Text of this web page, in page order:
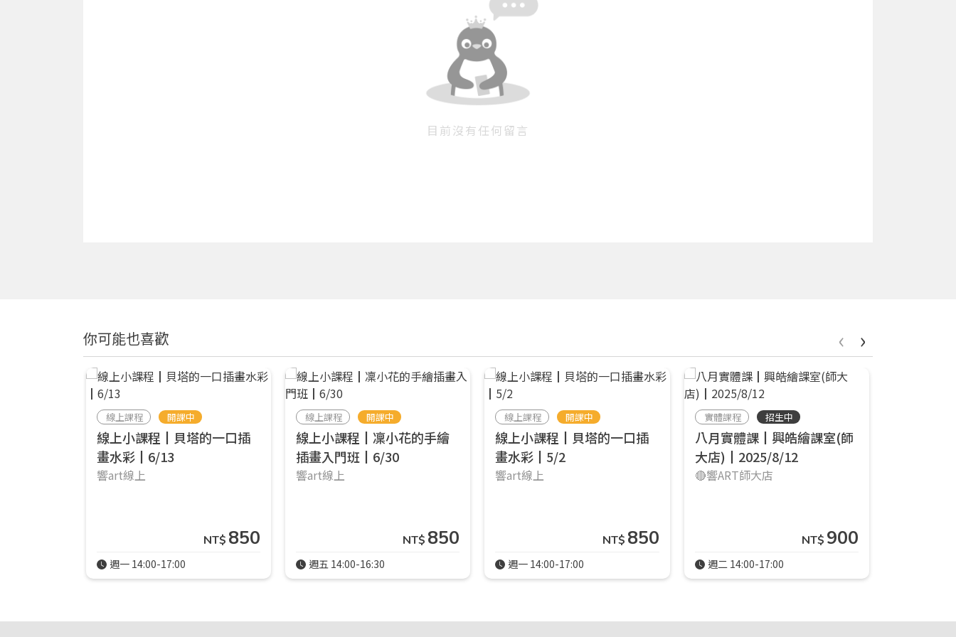
目前沒有任何留言
你可能也喜歡
線上課程 開課中
線上小課程┃貝塔的一口插
畫水彩┃6/13
響art線上
NT$ 850
週一 14:00-17:00
線上課程 開課中
線上小課程┃凜小花的手繪
插畫入門班┃6/30
響art線上
NT$ 850
週五 14:00-16:30
線上課程 開課中
線上小課程┃貝塔的一口插
畫水彩┃5/2
響art線上
NT$ 850
週一 14:00-17:00
實體課程 招生中
八月實體課┃興皓繪課室(師
大店)┃2025/8/12
🔴響ART師大店
NT$ 900
週二 14:00-17:00
‹ ›